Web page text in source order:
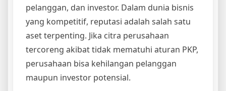
pelanggan, dan investor. Dalam dunia bisnis
yang kompetitif, reputasi adalah salah satu
aset terpenting. Jika citra perusahaan
tercoreng akibat tidak mematuhi aturan PKP,
perusahaan bisa kehilangan pelanggan
maupun investor potensial.